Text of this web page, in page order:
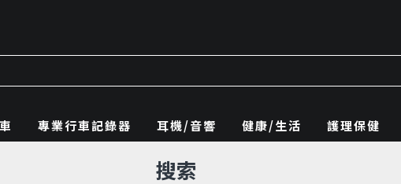
專業行車記錄器 耳機/音響 健康/生活 護理保健
搜索